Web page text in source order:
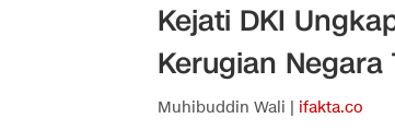
Kejati DKI
Kerugian Negara
Muhibuddin Wali | ifakta.co